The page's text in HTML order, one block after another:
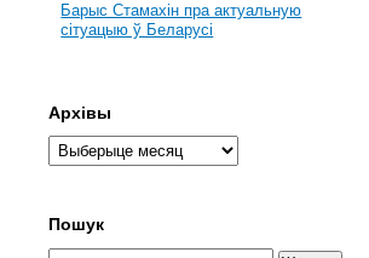
Барыс Стамахін пра актуальную
сітуацыю ў Беларусі
Архівы
Пошук